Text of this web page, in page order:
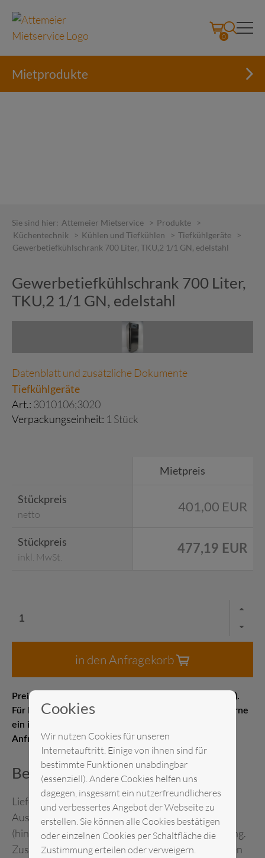
0
Mietprodukte
content
Sie sind hier: Attemeier Mietservice > Produkte
>
Küchentechnik
> Kühlen und Tiefkühlen > Tiefkühlgeräte
>
Gewerbetiefkühlschrank 700 Liter, TKU,2 1/1 GN, edelstahl
Gewerbetiefkühlschrank 700 Liter,
TKU,2 1/1 GN, edelstahl
Datenblatt und zusätzliche Dokumente
Tiefkühlgeräte
Art.: 3010106;3020
Verpackungseinheit: 1 Stück
Mietpreis
Stückpreis
netto 401,00 EUR
Stückpreis
inkl. MwSt.
477,19 EUR
in den Anfragekorb
Preis pro Stück Messelistenpreis (1–21 Kalendertage).
Für Kurz- oder Langzeitmieten erstellen wir Ihnen gerne
ein individuelles Angebot. Senden Sie uns gerne eine
Anfrage.
Beschreibung
Lieferung anschlussfertig
Ausstattung: 3 Tragroste für 2 x1/1 Gastronorm
(hintereinander), Umluftkühlung, Innenbeleuchtung.
Zusätzliche Auflageschienen und Tragroste müssen
Cookies
Wir nutzen Cookies für unseren
Internetauftritt. Einige von ihnen sind für
bestimmte Funktionen unabdingbar
(essenziell). Andere Cookies helfen uns
dagegen, insgesamt ein nutzerfreundlicheres
und verbessertes Angebot der Webseite zu
erstellen. Sie können alle Cookies bestätigen
oder einzelnen Cookies per Schaltfläche die
Zustimmung erteilen oder verweigern.